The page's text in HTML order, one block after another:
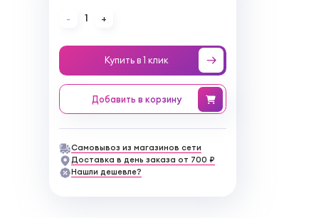
- 1 +
Купить в 1 клик
Добавить в корзину
Самовывоз из магазинов сети
Доставка в день заказа от 700 ₽
Нашли дешевле?